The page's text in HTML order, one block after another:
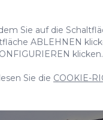
Sie auf die
ABLEHNEN
klicken.
Sie die COOKIE-